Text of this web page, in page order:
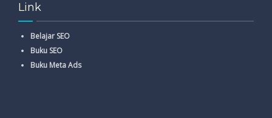
Link
Belajar SEO
Buku SEO
Buku Meta Ads